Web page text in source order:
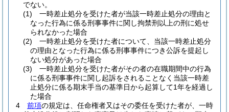
でない。
(1)
一時差止処分を受けた者が当該一時差止処分の理由と
なった行為に係る刑事事件に関し拘禁刑以上の刑に処せ
られなかった場合
(2)
一時差止処分を受けた者について、当該一時差止処分
の理由となった行為に係る刑事事件につき公訴を提起し
ない処分があった場合
(3)
一時差止処分を受けた者がその者の在職期間中の行為
に係る刑事事件に関し起訴をされることなく当該一時差
止処分に係る期末手当の基準日から起算して1年を経過し
た場合
4
前項の規定は、任命権者又はその委任を受けた者が、一時